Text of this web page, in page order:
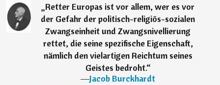
„Retter Europas ist vor allem, wer es vor
der Gefahr der politisch-religiös-sozialen
Zwangseinheit und Zwangsnivellierung
rettet, die seine spezifische Eigenschaft,
nämlich den vielartigen Reichtum seines
Geistes bedroht.“
―Jacob Burckhardt